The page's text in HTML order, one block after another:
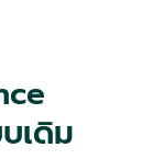
เดิม